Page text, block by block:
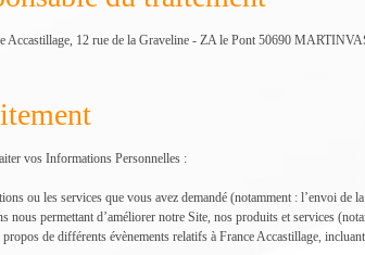
Accastillage, 12 rue de la Graveline - ZA le Pont 50690
vos Informations Personnelles :
ou les services que vous avez demandé (notamment : l’envoi de
permettant d’améliorer notre Site, nos produits et services
de différents évènements relatifs à France Accastillage,